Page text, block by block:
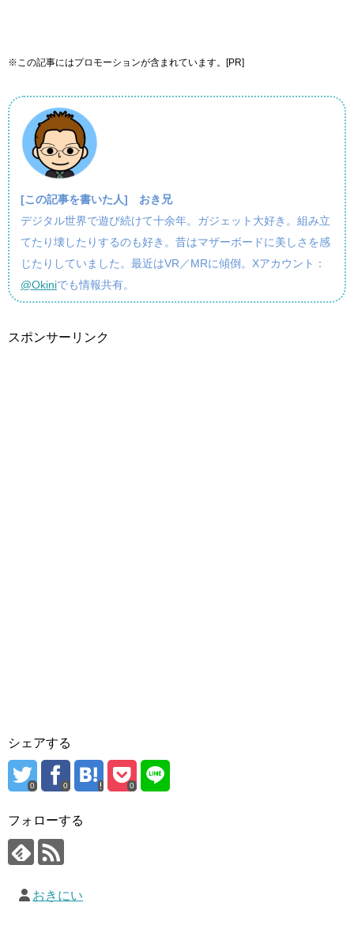
※この記事にはプロモーションが含まれています。[PR]
[この記事を書いた人] おき兄
デジタル世界で遊び続けて十余年。ガジェット大好き。組み立
てたり壊したりするのも好き。昔はマザーボードに美しさを感
じたりしていました。最近はVR／MRに傾倒。Xアカウント：
@Okiniでも情報共有。
スポンサーリンク
シェアする
0 0 0
フォローする
おきにい